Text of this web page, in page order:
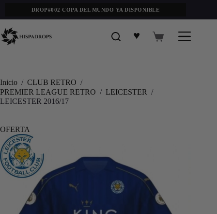
DROP#002 COPA DEL MUNDO YA DISPONIBLE
♥
Inicio / CLUB RETRO /
PREMIER LEAGUE RETRO / LEICESTER /
LEICESTER 2016/17
OFERTA